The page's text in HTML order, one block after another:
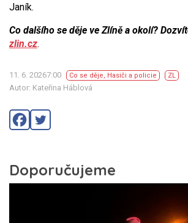
Janík.
Co dalšího se děje ve Zlíně a okolí?
zlin.cz.
11. 6. 20267:00 Co se děje, Hasiči a policie ZL
Autor: Kateřina Háblová